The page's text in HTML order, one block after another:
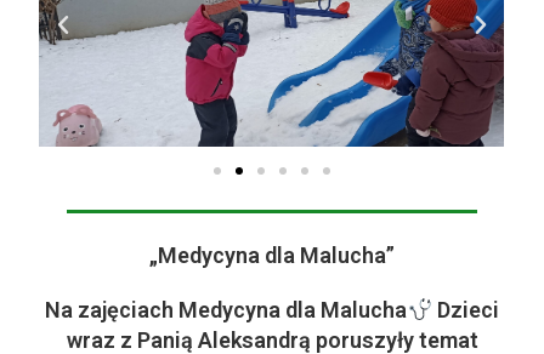
„Medycyna dla Malucha”
Na zajęciach Medycyna dla Malucha
Dzieci
wraz z Panią Aleksandrą poruszyły temat